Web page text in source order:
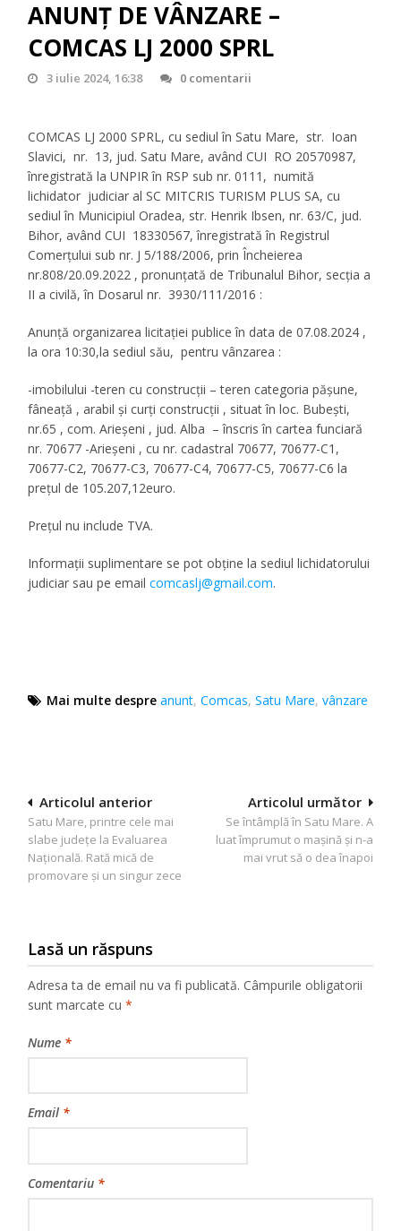
ANUNŢ DE VÂNZARE –
COMCAS LJ 2000 SPRL
3 iulie 2024, 16:38 0 comentarii
COMCAS LJ 2000 SPRL, cu sediul în Satu Mare, str. Ioan
Slavici, nr. 13, jud. Satu Mare, având CUI RO 20570987,
înregistrată la UNPIR în RSP sub nr. 0111, numită
lichidator judiciar al SC MITCRIS TURISM PLUS SA, cu
sediul în Municipiul Oradea, str. Henrik Ibsen, nr. 63/C, jud.
Bihor, având CUI 18330567, înregistrată în Registrul
Comerțului sub nr. J 5/188/2006, prin Încheierea
nr.808/20.09.2022 , pronunțată de Tribunalul Bihor, secția a
II a civilă, în Dosarul nr. 3930/111/2016 :
Anunță organizarea licitației publice în data de 07.08.2024 ,
la ora 10:30,la sediul său, pentru vânzarea :
-imobilului -teren cu construcții – teren categoria pășune,
fâneață , arabil și curți construcții , situat în loc. Bubești,
nr.65 , com. Arieșeni , jud. Alba – înscris în cartea funciară
nr. 70677 -Arieșeni , cu nr. cadastral 70677, 70677-C1,
70677-C2, 70677-C3, 70677-C4, 70677-C5, 70677-C6 la
prețul de 105.207,12euro.
Prețul nu include TVA.
Informații suplimentare se pot obține la sediul lichidatorului
judiciar sau pe emailcomcaslj@gmail.com.
Mai multe despre anunt,Comcas,Satu Mare,vânzare
Navigare
în
articole
Articolul următor
Se întâmplă în Satu Mare. A
luat împrumut o mașină și n-a
mai vrut să o dea înapoi
Articolul anterior
Satu Mare, printre cele mai
slabe județe la Evaluarea
Națională. Rată mică de
promovare și un singur zece
Lasă un răspuns
Adresa ta de email nu va fi publicată. Câmpurile obligatorii
sunt marcate cu*
Nume *
Email *
Comentariu *